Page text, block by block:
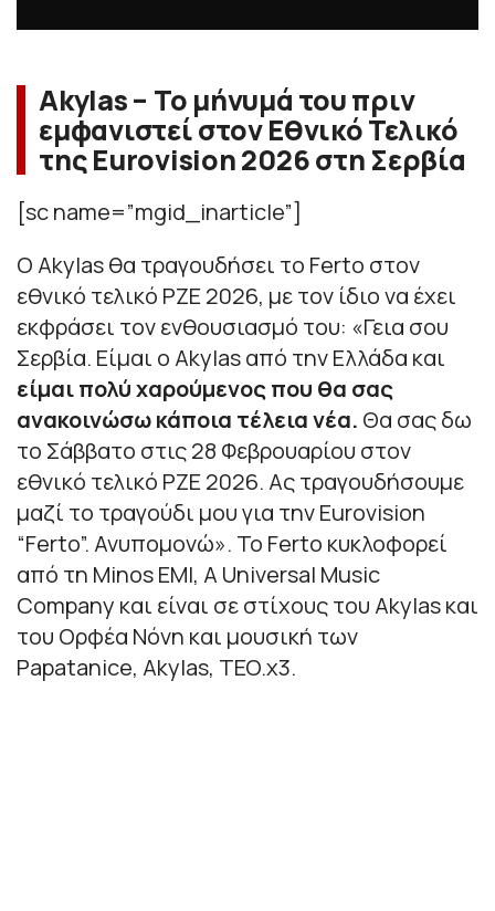
Akylas – Το μήνυμά του πριν
εμφανιστεί στον Εθνικό Τελικό
της Eurovision 2026 στη Σερβία
[sc name=”mgid_inarticle”]
Ο Akylas θα τραγουδήσει το Ferto στον
εθνικό τελικό PZE 2026, με τον ίδιο να έχει
εκφράσει τον ενθουσιασμό του: «Γεια σου
Σερβία. Είμαι ο Akylas από την Ελλάδα και
είμαι πολύ χαρούμενος που θα σας
ανακοινώσω κάποια τέλεια νέα. Θα σας δω
το Σάββατο στις 28 Φεβρουαρίου στον
εθνικό τελικό PZE 2026. Ας τραγουδήσουμε
μαζί το τραγούδι μου για την Eurovision
“Ferto”. Ανυπομονώ». Το Ferto κυκλοφορεί
από τη Minos EMI, A Universal Music
Company και είναι σε στίχους του Akylas και
του Ορφέα Νόνη και μουσική των
Papatanice, Akylas, TEO.x3.